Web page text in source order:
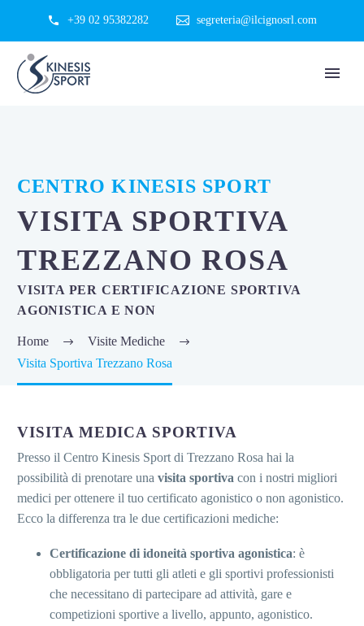
+39 02 95382282 segreteria@ilcignosrl.com
CENTRO KINESIS SPORT
VISITA SPORTIVA
TREZZANO ROSA
VISITA PER CERTIFICAZIONE SPORTIVA
AGONISTICA E NON
Home
Visite Mediche
Visita Sportiva Trezzano Rosa
VISITA MEDICA SPORTIVA
Presso il Centro Kinesis Sport di Trezzano Rosa hai la
possibilità di prenotare una visita sportiva con i nostri migliori
medici per ottenere il tuo certificato agonistico o non agonistico.
Ecco la differenza tra le due certificazioni mediche:
Certificazione di idoneità sportiva agonistica: è
obbligatoria per tutti gli atleti e gli sportivi professionisti
che necessitano di partecipare ad attività, gare e
competizioni sportive a livello, appunto, agonistico.